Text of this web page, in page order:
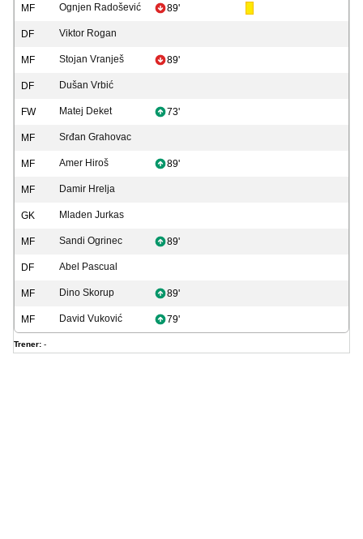
MF Ognjen Radošević 89'
DF Viktor Rogan
MF Stojan Vranješ 89'
DF Dušan Vrbić
FW Matej Deket 73'
MF Srđan Grahovac
MF Amer Hiroš 89'
MF Damir Hrelja
GK Mladen Jurkas
MF Sandi Ogrinec 89'
DF Abel Pascual
MF Dino Skorup 89'
MF David Vuković 79'
Trener: -